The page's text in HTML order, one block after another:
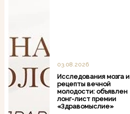
03.08.2026
Исследования мозга и
рецепты вечной
молодости: объявлен
лонг-лист премии
«Здравомыслие»